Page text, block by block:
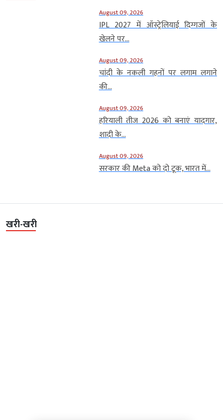
August 09, 2026
IPL 2027 में ऑस्ट्रेलियाई दिग्गजों के
खेलने पर...
August 09, 2026
चांदी के नकली गहनों पर लगाम लगाने
की...
August 09, 2026
हरियाली तीज 2026 को बनाएं यादगार,
शादी के...
August 09, 2026
सरकार की Meta को दो टूक, भारत में...
खरी-खरी